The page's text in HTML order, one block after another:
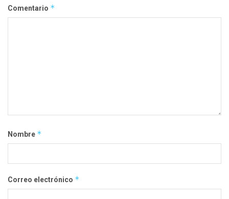
Comentario *
Nombre *
Correo electrónico *